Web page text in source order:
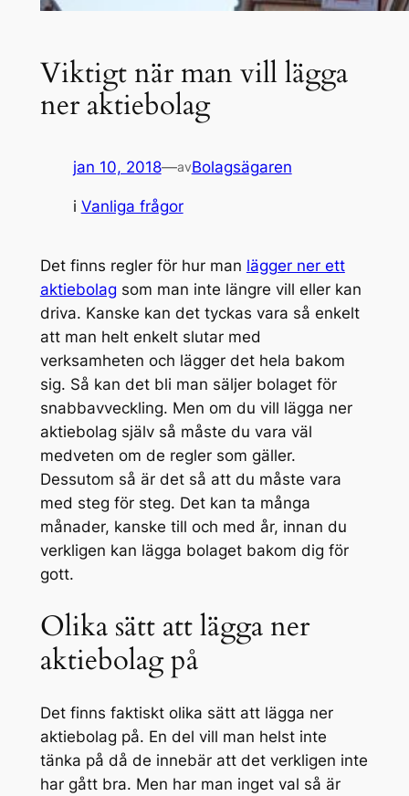
Viktigt när man vill lägga
ner aktiebolag
jan 10, 2018—avBolagsägaren
i Vanliga frågor
Det finns regler för hur man lägger ner ett
aktiebolag som man inte längre vill eller kan
driva. Kanske kan det tyckas vara så enkelt
att man helt enkelt slutar med
verksamheten och lägger det hela bakom
sig. Så kan det bli man säljer bolaget för
snabbavveckling. Men om du vill lägga ner
aktiebolag själv så måste du vara väl
medveten om de regler som gäller.
Dessutom så är det så att du måste vara
med steg för steg. Det kan ta många
månader, kanske till och med år, innan du
verkligen kan lägga bolaget bakom dig för
gott.
Olika sätt att lägga ner
aktiebolag på
Det finns faktiskt olika sätt att lägga ner
aktiebolag på. En del vill man helst inte
tänka på då de innebär att det verkligen inte
har gått bra. Men har man inget val så är